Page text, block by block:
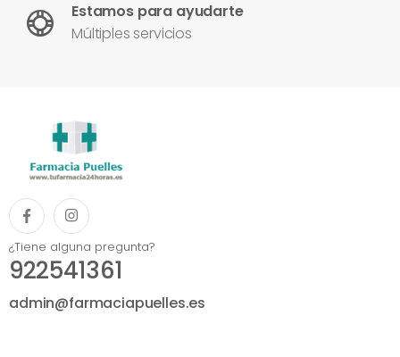
Estamos para ayudarte
Múltiples servicios
¿Tiene alguna pregunta?
922541361
admin@farmaciapuelles.es